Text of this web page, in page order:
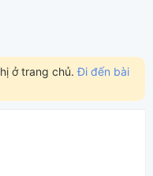
ở trang chủ.Đi đến bài